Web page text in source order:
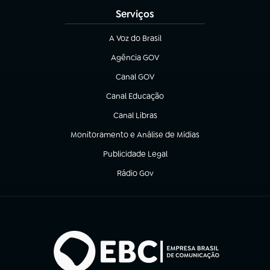
Serviços
A Voz do Brasil
(abre em nova aba)
Agência GOV
(abre em nova aba)
Canal GOV
(abre em nova aba)
Canal Educação
(abre em nova aba)
Canal Libras
(abre em nova aba)
Monitoramento e Análise de Mídias
(abre em nova aba)
Publicidade Legal
(abre em nova aba)
Rádio Gov
(abre em nova aba)